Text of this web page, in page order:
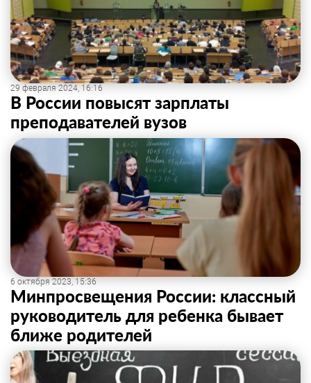
29 февраля 2024, 16:16
В России повысят зарплаты
преподавателей вузов
6 октября 2023, 15:36
Минпросвещения России: классный
руководитель для ребенка бывает
ближе родителей